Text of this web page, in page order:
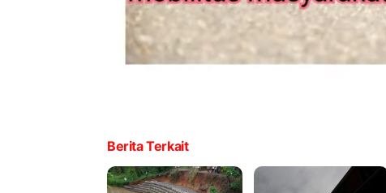
Berita Terkait